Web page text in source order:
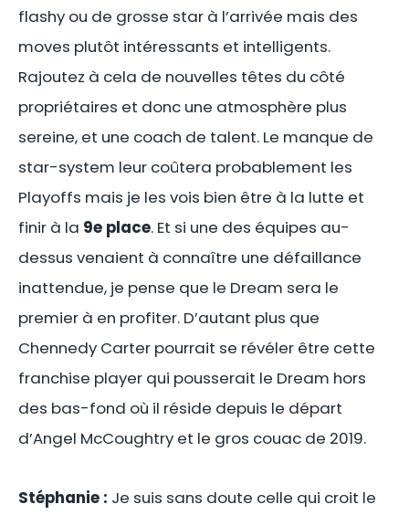
flashy ou de grosse star à l’arrivée mais des
moves plutôt intéressants et intelligents.
Rajoutez à cela de nouvelles têtes du côté
propriétaires et donc une atmosphère plus
sereine, et une coach de talent. Le manque de
star-system leur coûtera probablement les
Playoffs mais je les vois bien être à la lutte et
finir à la 9e place. Et si une des équipes au-
dessus venaient à connaître une défaillance
inattendue, je pense que le Dream sera le
premier à en profiter. D’autant plus que
Chennedy Carter pourrait se révéler être cette
franchise player qui pousserait le Dream hors
des bas-fond où il réside depuis le départ
d’Angel McCoughtry et le gros couac de 2019.
Stéphanie : Je suis sans doute celle qui croit le